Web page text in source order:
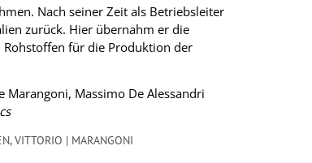
Nach seiner Zeit als Betriebsleiter
zurück. Hier übernahm er die
Rohstoffen für die Produktion der
Massimo De Alessandri
cs
,VITTORIO | MARANGONI